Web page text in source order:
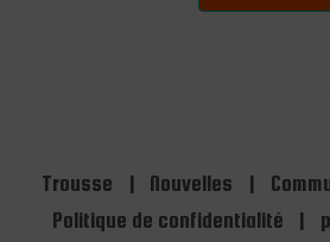
Trousse | Nouvelles |
Politique de confidentialité
|